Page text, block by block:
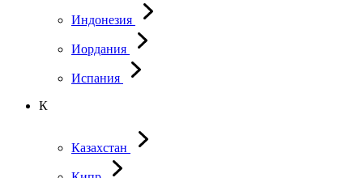
Индонезия
Иордания
Испания
К
Казахстан